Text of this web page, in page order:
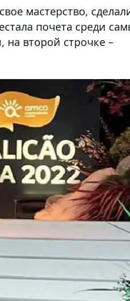
мастерство,
почета среди
второй строчке –